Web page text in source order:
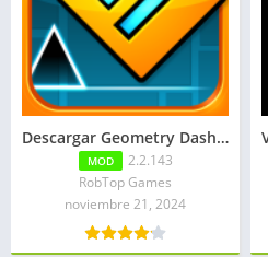
Descargar Geometry Dash 2.205 Mod APK Todo Desbloqueado
MOD
2.2.143
RobTop Games
noviembre 21, 2024